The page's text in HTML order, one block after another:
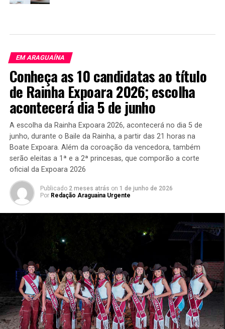
EM ARAGUAÍNA
Conheça as 10 candidatas ao título
de Rainha Expoara 2026; escolha
acontecerá dia 5 de junho
A escolha da Rainha Expoara 2026, acontecerá no dia 5 de
junho, durante o Baile da Rainha, a partir das 21 horas na
Boate Expoara. Além da coroação da vencedora, também
serão eleitas a 1ª e a 2ª princesas, que comporão a corte
oficial da Expoara 2026
Publicado 2 meses atrás on 1 de junho de 2026
Por Redação Araguaina Urgente